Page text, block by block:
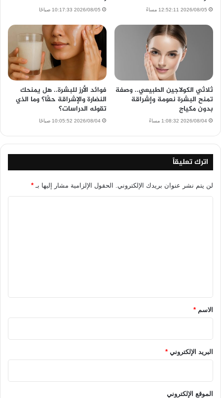
2026/08/05 12:52:11 مساءً 2026/08/05 10:17:33 صباحًا
ثلاثي الكولاجين الطبيعي.. وصفة
تمنح البشرة نعومة وإشراقة
بدون مكياج
2026/08/04 1:08:32 مساءً
فوائد الأرز للبشرة.. هل يمنحك
النضارة والإشراقة حقًا؟ وما الذي
تقوله الدراسات؟
2026/08/04 10:05:52 صباحًا
اترك تعليقاً
لن يتم نشر عنوان بريدك الإلكتروني. الحقول الإلزامية مشار إليها بـ *
*الاسم *
البريد الإلكتروني *
الموقع الإلكتروني